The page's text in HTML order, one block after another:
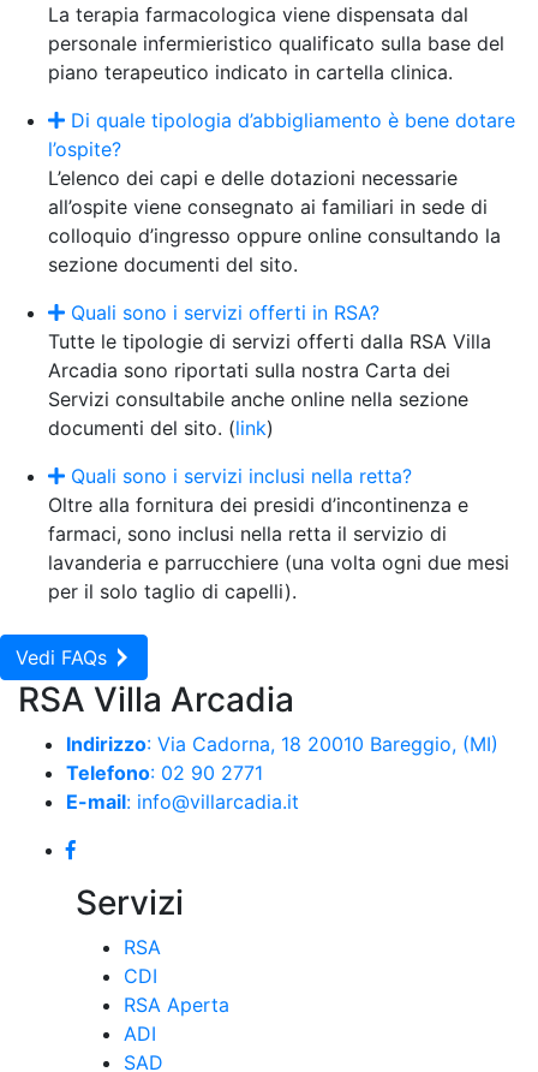
La terapia farmacologica viene dispensata dal
personale infermieristico qualificato sulla base del
piano terapeutico indicato in cartella clinica.
Di quale tipologia d’abbigliamento è bene dotare
l’ospite?
L’elenco dei capi e delle dotazioni necessarie
all’ospite viene consegnato ai familiari in sede di
colloquio d’ingresso oppure online consultando la
sezione documenti del sito.
Quali sono i servizi offerti in RSA?
Tutte le tipologie di servizi offerti dalla RSA Villa
Arcadia sono riportati sulla nostra Carta dei
Servizi consultabile anche online nella sezione
documenti del sito. (link)
Quali sono i servizi inclusi nella retta?
Oltre alla fornitura dei presidi d’incontinenza e
farmaci, sono inclusi nella retta il servizio di
lavanderia e parrucchiere (una volta ogni due mesi
per il solo taglio di capelli).
Vedi FAQs
RSA Villa Arcadia
Indirizzo: Via Cadorna, 18 20010 Bareggio, (MI)
Telefono: 02 90 2771
E-mail: info@villarcadia.it
Servizi
RSA
CDI
RSA Aperta
ADI
SAD